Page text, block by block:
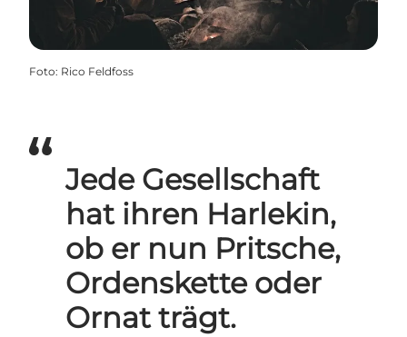
Foto: Rico Feldfoss
Jede Gesellschaft
hat ihren Harlekin,
ob er nun Pritsche,
Ordenskette oder
Ornat trägt.